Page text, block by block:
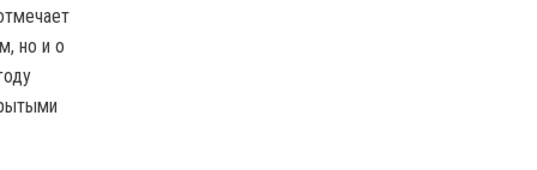
но и о